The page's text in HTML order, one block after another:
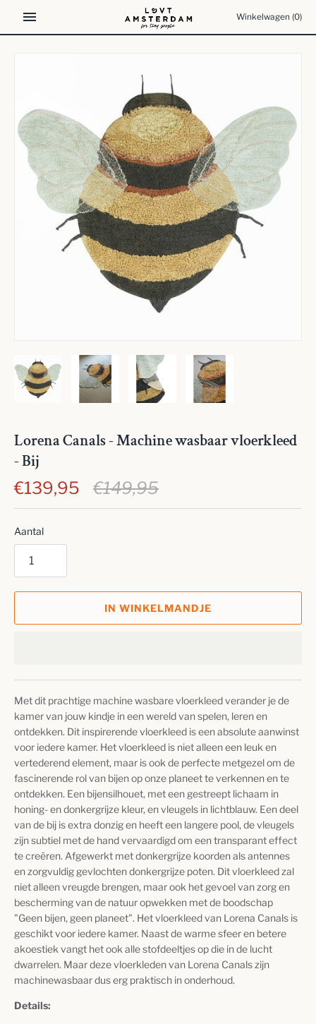
de
Winkelwagen (0)
Lorena Canals - Machine wasbaar vloerkleed
- Bij
€139,95
€149,95
Aantal
IN WINKELMANDJE
Met dit prachtige machine wasbare vloerkleed verander je de
kamer van jouw kindje in een wereld van spelen, leren en
ontdekken. Dit inspirerende vloerkleed is een absolute aanwinst
voor iedere kamer. Het vloerkleed is niet alleen een leuk en
vertederend element, maar is ook de perfecte metgezel om de
fascinerende rol van bijen op onze planeet te verkennen en te
ontdekken. Een bijensilhouet, met een gestreept lichaam in
honing- en donkergrijze kleur, en vleugels in lichtblauw. Een deel
van de bij is extra donzig en heeft een langere pool, de vleugels
zijn subtiel met de hand vervaardigd om een transparant effect
te creëren. Afgewerkt met donkergrijze koorden als antennes
en zorgvuldig gevlochten donkergrijze poten. Dit vloerkleed zal
niet alleen vreugde brengen, maar ook het gevoel van zorg en
bescherming van de natuur opwekken met de boodschap
"Geen bijen, geen planeet". Het vloerkleed van Lorena Canals is
geschikt voor iedere kamer. Naast de warme sfeer en betere
akoestiek vangt het ook alle stofdeeltjes op die in de lucht
dwarrelen. Maar deze vloerkleden van Lorena Canals zijn
machinewasbaar dus erg praktisch in onderhoud.
Details: